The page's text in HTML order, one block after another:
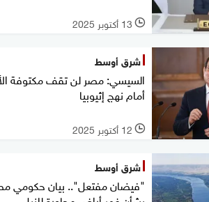
l 13 أكتوبر 2025
شرق أوسط
السيسي: مصر لن تقف مكتوفة
أمام نهج إثيوبيا
l 12 أكتوبر 2025
شرق أوسط
"فيضان مفتعل".. بيان حكومي